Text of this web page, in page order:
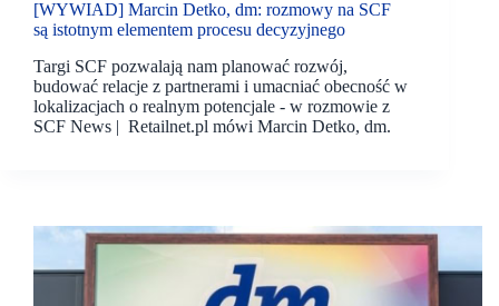
[WYWIAD] Marcin Detko, dm: rozmowy na SCF
są istotnym elementem procesu decyzyjnego
Targi SCF pozwalają nam planować rozwój,
budować relacje z partnerami i umacniać obecność w
lokalizacjach o realnym potencjale - w rozmowie z
SCF News | Retailnet.pl mówi Marcin Detko, dm.